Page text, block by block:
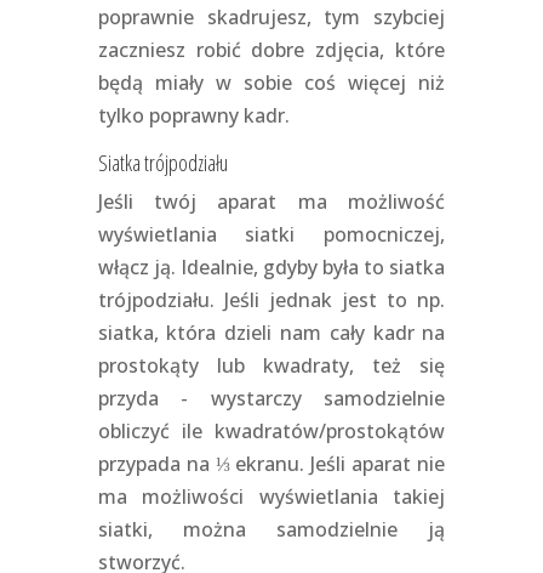
poprawnie skadrujesz, tym szybciej
zaczniesz robić dobre zdjęcia, które
będą miały w sobie coś więcej niż
tylko poprawny kadr.
Siatka trójpodziału
Jeśli twój aparat ma możliwość
wyświetlania siatki pomocniczej,
włącz ją. Idealnie, gdyby była to siatka
trójpodziału. Jeśli jednak jest to np.
siatka, która dzieli nam cały kadr na
prostokąty lub kwadraty, też się
przyda - wystarczy samodzielnie
obliczyć ile kwadratów/prostokątów
przypada na ⅓ ekranu. Jeśli aparat nie
ma możliwości wyświetlania takiej
siatki, można samodzielnie ją
stworzyć.